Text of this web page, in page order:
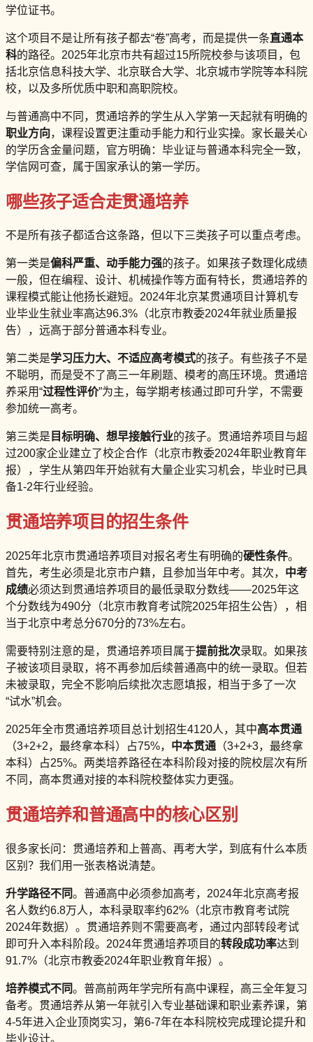
学位证书。
这个项目不是让所有孩子都去“卷”高考，而是提供一条直通本
科的路径。2025年北京市共有超过15所院校参与该项目，包
括北京信息科技大学、北京联合大学、北京城市学院等本科院
校，以及多所优质中职和高职院校。
与普通高中不同，贯通培养的学生从入学第一天起就有明确的
职业方向，课程设置更注重动手能力和行业实操。家长最关心
的学历含金量问题，官方明确：毕业证与普通本科完全一致，
学信网可查，属于国家承认的第一学历。
哪些孩子适合走贯通培养
不是所有孩子都适合这条路，但以下三类孩子可以重点考虑。
第一类是偏科严重、动手能力强的孩子。如果孩子数理化成绩
一般，但在编程、设计、机械操作等方面有特长，贯通培养的
课程模式能让他扬长避短。2024年北京某贯通项目计算机专
业毕业生就业率高达96.3%（北京市教委2024年就业质量报
告），远高于部分普通本科专业。
第二类是学习压力大、不适应高考模式的孩子。有些孩子不是
不聪明，而是受不了高三一年刷题、模考的高压环境。贯通培
养采用“过程性评价”为主，每学期考核通过即可升学，不需要
参加统一高考。
第三类是 目标明确、想早接触行业的孩子。贯通培养项目与超
过200家企业建立了校企合作（北京市教委2024年职业教育年
报），学生从第四年开始就有大量企业实习机会，毕业时已具
备1-2年行业经验。
贯通培养项目的招生条件
2025年北京市贯通培养项目对报名考生有明确的硬性条件。
首先，考生必须是北京市户籍，且参加当年中考。其次， 中考
成绩必须达到贯通培养项目的最低录取分数线——2025年这
个分数线为490分（北京市教育考试院2025年招生公告），相
当于北京中考总分670分的73%左右。
需要特别注意的是，贯通培养项目属于提前批次录取。如果孩
子被该项目录取，将不再参加后续普通高中的统一录取。但若
未被录取，完全不影响后续批次志愿填报，相当于多了一次
“试水”机会。
2025年全市贯通培养项目总计划招生4120人，其中高本贯通
（3+2+2，最终拿本科）占75%， 中本贯通 （3+2+3，最终拿
本科）占25%。两类培养路径在本科阶段对接的院校层次有所
不同，高本贯通对接的本科院校整体实力更强。
贯通培养和普通高中的核心区别
很多家长问：贯通培养和上普高、再考大学，到底有什么本质
区别？我们用一张表格说清楚。
升学路径不同。普通高中必须参加高考，2024年北京高考报
名人数约6.8万人，本科录取率约62%（北京市教育考试院
2024年数据）。贯通培养则不需要高考，通过内部转段考试
即可升入本科阶段。2024年贯通培养项目的转段成功率达到
91.7%（北京市教委2024年职业教育年报）。
培养模式不同。普高前两年学完所有高中课程，高三全年复习
备考。贯通培养从第一年就引入专业基础课和职业素养课，第
4-5年进入企业顶岗实习，第6-7年在本科院校完成理论提升和
毕业设计。